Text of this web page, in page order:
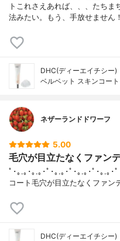
トこれさえあれば、、、たち
法みたい。もう、手放せません
DHC(ディーエイチシー)
ベルベット スキンコート
ネザーランドドワーフ
5.00
毛穴が目立たなくファン
ﾟ･｡.｡･｡.｡･ﾟ･｡.｡･ﾟ･｡.｡･ﾟ･｡.｡･
コート毛穴が目立たなくファン
DHC(ディーエイチシー)